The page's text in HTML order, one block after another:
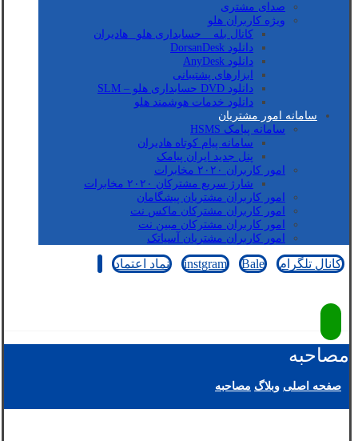
صدای مشتری
ویژه کاربران هلو
کانال بله _ حسابداری هلو_ هادیران
دانلود DorsanDesk
دانلود AnyDesk
ابزارهای پشتیبانی
دانلود DVD حسابداری هلو – SLM
دانلود خدمات هوشمند هلو
سامانه امور مشتریان
سامانه پیامک HSMS
سامانه پیام کوتاه هادیران
پنل جدید ایران پیامک
امور کاربران ۲۰۲۰ مخابرات
شارژ سریع مشترکان ۲۰۲۰ مخابرات
امور کاربران مشتریان پیشگامان
امور کاربران مشترکان ماکس نت
امور کاربران مشترکان مبین نت
امور کاربران مشتریان آسیاتک
کانال تلگرام instgram Bale نماد اعتماد
مصاحبه
صفحه اصلی وبلاگ مصاحبه